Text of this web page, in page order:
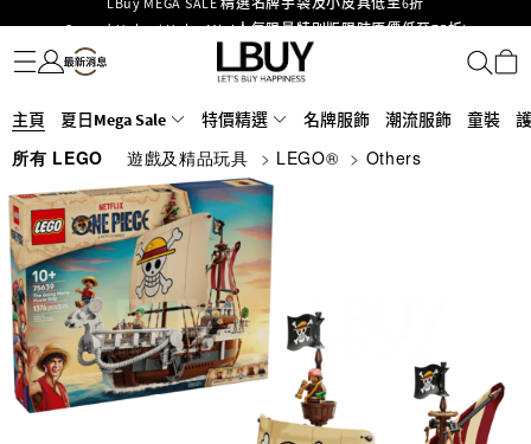
Goyard Hobo / Hobo Mini人氣限量特別版限時原價低至75折!
LBuy呈獻 - Hermès 及 Chanel 手袋及首飾原價低至6折，立即入手!
LBuy Nintendo Switch / Nintendo Switch 2 正規商品零售店登陸MOKO 4樓
重要通告：銀行轉帳及轉數快付款注意事項
LBuy獲香港知識產權署頒發2026《正版正貨承諾》商標
LBuy MEGA SALE 精選名牌手袋及小皮具低至6折
名牌服飾
潮流服飾
童裝
護膚美妝
香水香薰
個人護理
母嬰護理
遊戲及精品玩具
文儀用品
家居生活
電子產品
美食
醫藥保健
運動與戶外用品
主頁 夏日Mega Sale 特價精選 名牌服飾 潮流服飾 童裝
所有 LEGO 遊戲及精品玩具 > LEGO® > Others